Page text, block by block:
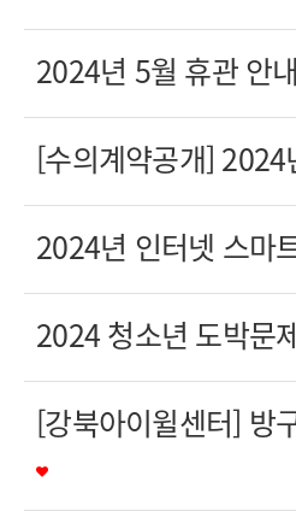
2024년 5월 휴관 안내
[수의계약공개]
2024년 인터넷 스
2024 청소년 도박문
[강북아이윌센터] 방